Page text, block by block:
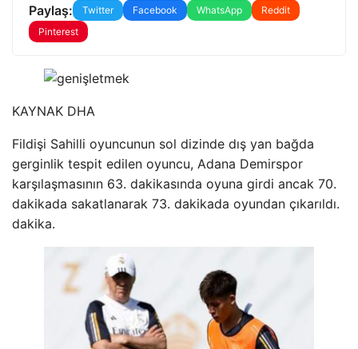
Paylaş: Twitter Facebook WhatsApp
Reddit
Pinterest
KAYNAK DHA
Fildişi Sahilli oyuncunun sol dizinde dış yan bağda
gerginlik tespit edilen oyuncu, Adana Demirspor
karşılaşmasının 63. dakikasında oyuna girdi ancak 70.
dakikada sakatlanarak 73. dakikada oyundan çıkarıldı.
dakika.